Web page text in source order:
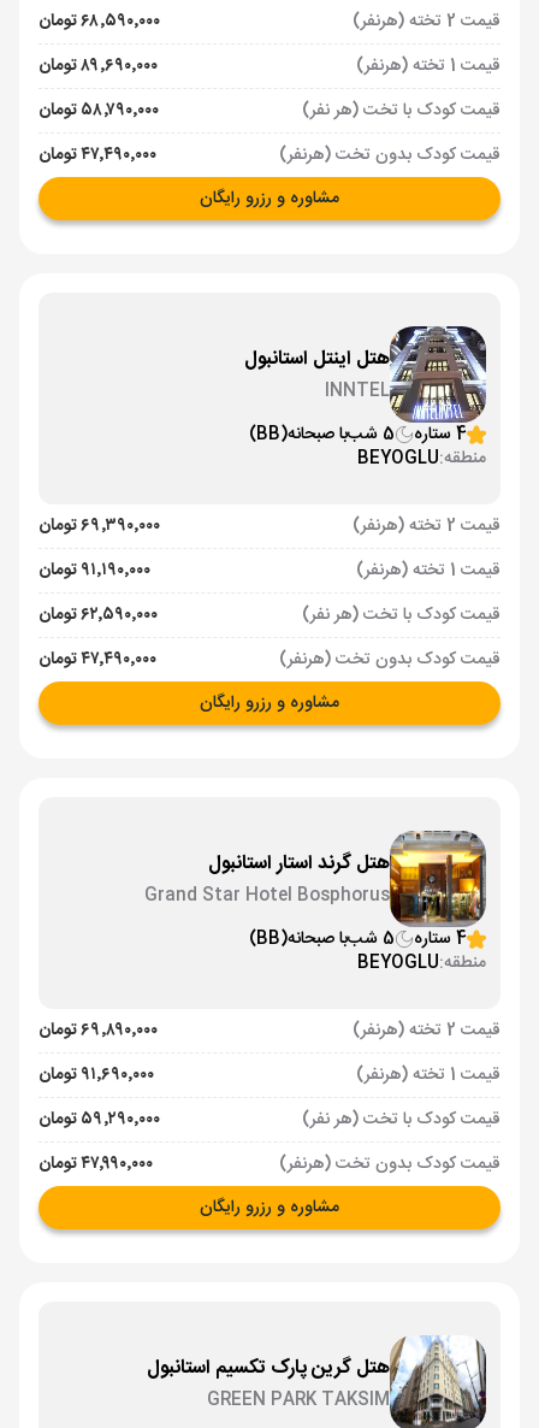
قیمت 2 تخته (هرنفر)
۶۸٬۵۹۰٬۰۰۰ تومان
قیمت 1 تخته (هرنفر)
۸۹٬۶۹۰٬۰۰۰ تومان
قیمت کودک با تخت (هر نفر)
۵۸٬۷۹۰٬۰۰۰ تومان
قیمت کودک بدون تخت (هرنفر)
۴۷٬۴۹۰٬۰۰۰ تومان
مشاوره و رزرو رایگان
هتل اینتل استانبول
INNTEL
4 ستاره
5 شب با صبحانه(BB)
منطقه:BEYOGLU
قیمت 2 تخته (هرنفر)
۶۹٬۳۹۰٬۰۰۰ تومان
قیمت 1 تخته (هرنفر)
۹۱٬۱۹۰٬۰۰۰ تومان
قیمت کودک با تخت (هر نفر)
۶۲٬۵۹۰٬۰۰۰ تومان
قیمت کودک بدون تخت (هرنفر)
۴۷٬۴۹۰٬۰۰۰ تومان
مشاوره و رزرو رایگان
هتل گرند استار استانبول
Grand Star Hotel Bosphorus
4 ستاره
5 شب با صبحانه(BB)
منطقه:BEYOGLU
قیمت 2 تخته (هرنفر)
۶۹٬۸۹۰٬۰۰۰ تومان
قیمت 1 تخته (هرنفر)
۹۱٬۶۹۰٬۰۰۰ تومان
قیمت کودک با تخت (هر نفر)
۵۹٬۲۹۰٬۰۰۰ تومان
قیمت کودک بدون تخت (هرنفر)
۴۷٬۹۹۰٬۰۰۰ تومان
مشاوره و رزرو رایگان
هتل گرین پارک تکسیم استانبول
GREEN PARK TAKSIM